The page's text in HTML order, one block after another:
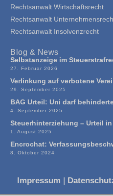
Rechtsanwalt Wirtschaftsrecht
Rechtsanwalt
Rechtsanwalt Insolvenzrecht
Blog & News
Selbstanzeige im
27. Februar 2026
Verlinkung auf verbotene
29. September 2025
BAG Urteil: Uni darf
4. September 2025
Steuerhinterziehung – Urteil
1. August 2025
Encrochat:
8. Oktober 2024
Impressum |